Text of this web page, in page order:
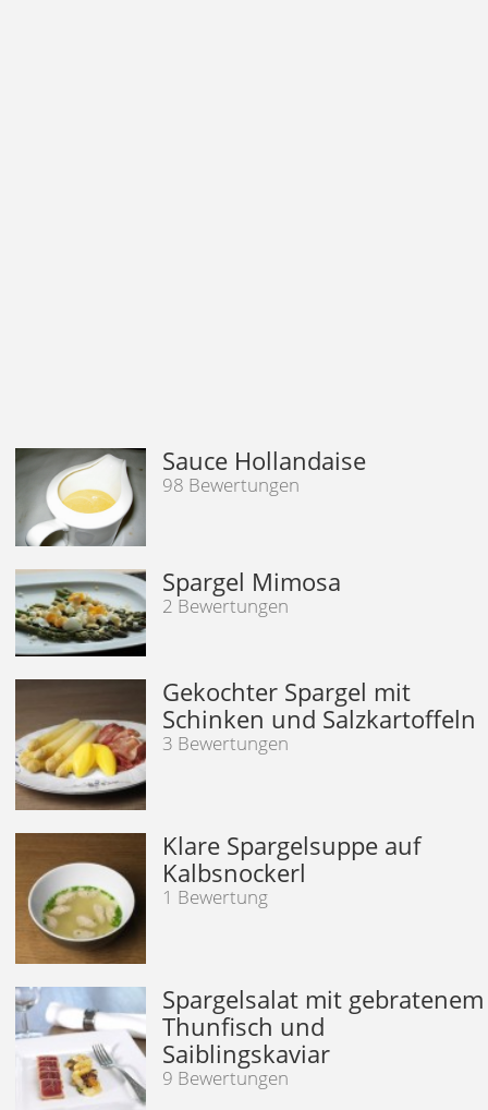
Sauce Hollandaise
98 Bewertungen
Spargel Mimosa
2 Bewertungen
Gekochter Spargel mit
Schinken und Salzkartoffeln
3 Bewertungen
Klare Spargelsuppe auf
Kalbsnockerl
1 Bewertung
Spargelsalat mit gebratenem
Thunfisch und
Saiblingskaviar
9 Bewertungen